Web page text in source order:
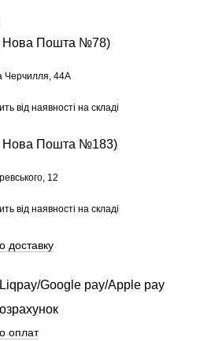
Нова Пошта №78)
Черчилля, 44А
від наявності на складі
Нова Пошта №183)
12
від наявності на складі
доставку
Google pay/Apple pay
оплат